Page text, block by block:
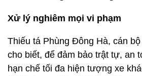
Xử lý nghiêm mọi vi phạm
Thiếu tá Phùng Đông Hà, cán
cho biết, để đảm bảo trật tự, an
hạn chế tối đa hiện tượng xe